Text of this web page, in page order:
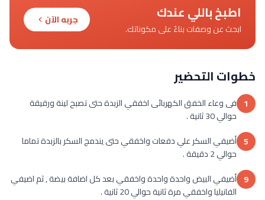
اطبخ باللي عندك
ابحث عن وصفات بناءً على مكوناتك.
جربه الآن
خطوات التحضير
1 فى وعاء الخفق الكهربائى اخفقي الزبدة حتى تصبح لينة ورقيقة
حوالي 30 ثانية .
5 أضيفي السكر علي دفعات واخفقي حتى يندمج السكر بالزبدة تماما
حوالي 2 دقيقة .
9 أضيفي البيض واحدة واحدة واخفقي بعد كل اضافة بيضة , ثم اضيفي
الفانيليا واخفقي مرة ثانية حوالي 20 ثانية .